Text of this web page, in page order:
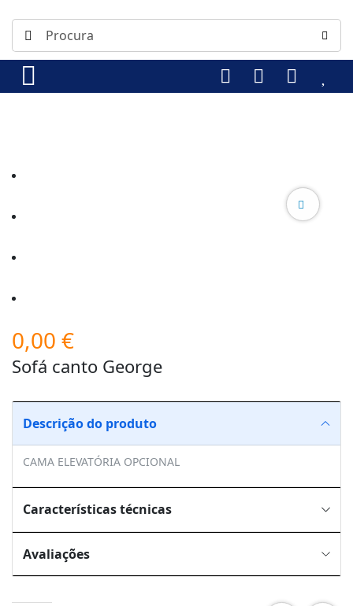
0,00 €
Sofá canto George
Descrição do produto
CAMA ELEVATÓRIA OPCIONAL
Características técnicas
Avaliações